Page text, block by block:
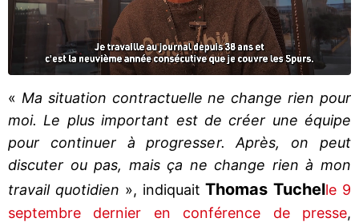
« Ma situation contractuelle ne change rien pour
moi. Le plus important est de créer une équipe
pour continuer à progresser. Après, on peut
discuter ou pas, mais ça ne change rien à mon
travail quotidien », indiquaitThomas Tuchelle 9
septembre dernier en conférence de presse,